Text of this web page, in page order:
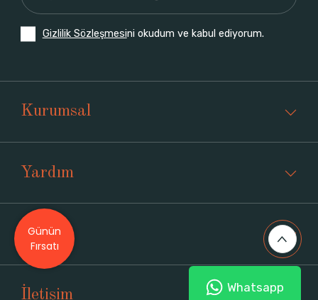
Gizlilik Sözleşmesini okudum ve kabul ediyorum.
Kurumsal
Yardım
Üyelik
İletişim Whatsapp
Günün
Fırsatı